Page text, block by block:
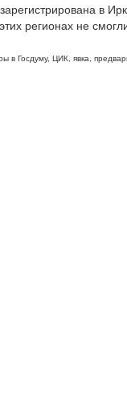
в
этих регионах не
в Госдуму, ЦИК явка